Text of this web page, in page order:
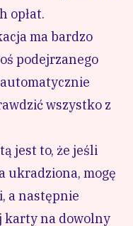
opłat.
ma bardzo
podejrzanego
wszystko z
jest to, że jeśli
ukradziona, mogę
a następnie
karty na dowolny